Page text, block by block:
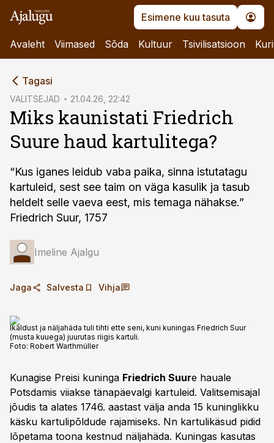
Esimene kuu tasuta
Avaleht Viimased Sõda Kultuur Tsivilisatsioon
Tagasi
VALITSEJAD 21.04.26, 22:42
Miks kaunistati Friedrich
Suure haud kartulitega?
“Kus iganes leidub vaba paika, sinna istutatagu
kartuleid, sest see taim on väga kasulik ja tasub
heldelt selle vaeva eest, mis temaga nähakse.”
Friedrich Suur, 1757
Imeline Ajalgu
Jaga Salvesta Vihja
Ikaldust ja näljahäda tuli tihti ette seni, kuni kuningas Friedrich Suur
(musta kuuega) juurutas riigis kartuli.
Foto: Robert Warthmüller
Kunagise Preisi kuninga Friedrich Suure hauale
Potsdamis viiakse tänapäevalgi kartuleid. Valitsemisajal
jõudis ta alates 1746. aastast välja anda 15 kuninglikku
käsku kartulipõldude rajamiseks. Nn kartulikäsud pidid
lõpetama toona kestnud näljahäda. Kuningas kasutas